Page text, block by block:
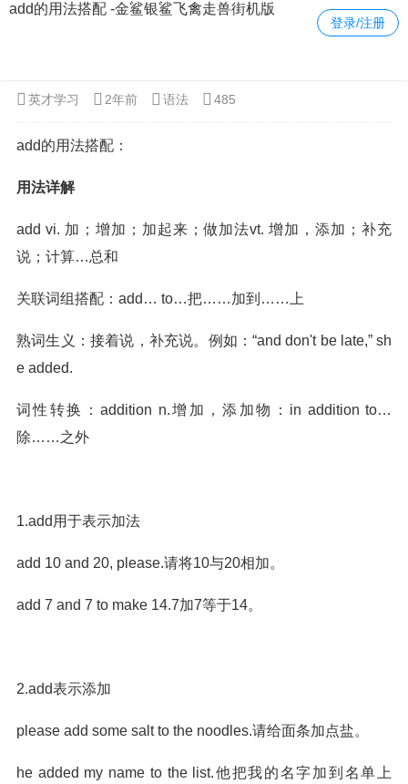
add的用法搭配 -金鲨银鲨飞禽走兽街机版
登录/注册
英才学习 2年前 语法 485
add的用法搭配：
用法详解
add vi. 加；增加；加起来；做加法vt. 增加，添加；补充
说；计算…总和
关联词组搭配：add… to…把……加到……上
熟词生义：接着说，补充说。例如：“and don't be late,” sh
e added.
词性转换：addition n.增加，添加物：in addition to…
除……之外
1.add用于表示加法
add 10 and 20, please.请将10与20相加。
add 7 and 7 to make 14.7加7等于14。
2.add表示添加
please add some salt to the noodles.请给面条加点盐。
he added my name to the list.他把我的名字加到名单上